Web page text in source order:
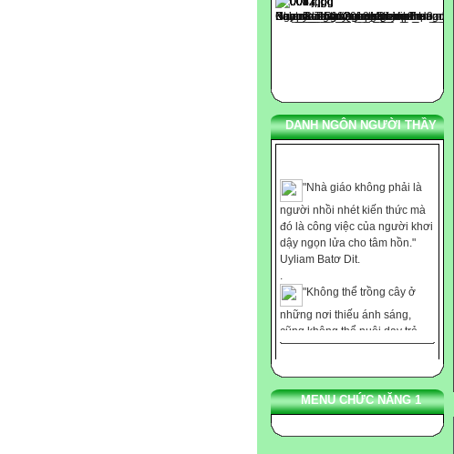
DANH NGÔN NGƯỜI THẦY
người nhồi nhét kiến thức mà
đó là công việc của người khơi
dậy ngọn lửa cho tâm hồn."
Uyliam Batơ Dit.
.
những nơi thiếu ánh sáng,
cũng không thể nuôi dạy trẻ
bảo cho ai bất cứ điều gì,
chúng ta chỉ có thể giúp họ
MENU CHỨC NĂNG 1